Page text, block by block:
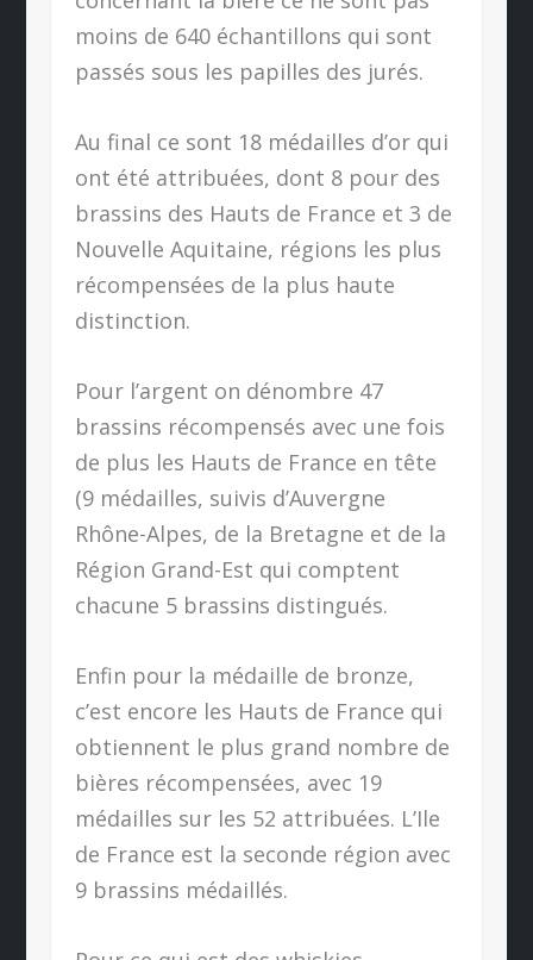
moins de 640 échantillons qui sont
passés sous les papilles des jurés.
Au final ce sont 18 médailles d’or qui
ont été attribuées, dont 8 pour des
brassins des Hauts de France et 3 de
Nouvelle Aquitaine, régions les plus
récompensées de la plus haute
distinction.
Pour l’argent on dénombre 47
brassins récompensés avec une fois
de plus les Hauts de France en tête
(9 médailles, suivis d’Auvergne
Rhône-Alpes, de la Bretagne et de la
Région Grand-Est qui comptent
chacune 5 brassins distingués.
Enfin pour la médaille de bronze,
c’est encore les Hauts de France qui
obtiennent le plus grand nombre de
bières récompensées, avec 19
médailles sur les 52 attribuées. L’Ile
de France est la seconde région avec
9 brassins médaillés.